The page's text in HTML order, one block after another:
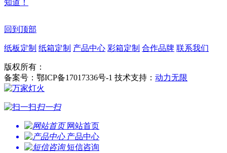
知道！
回到顶部
纸板定制 纸箱定制 产品中心 彩箱定制 合作品牌 联系我们
版权所有：
备案号：鄂ICP备17017336号-1 技术支持： 动力无限
扫一扫
网站首页
产品中心
短信咨询